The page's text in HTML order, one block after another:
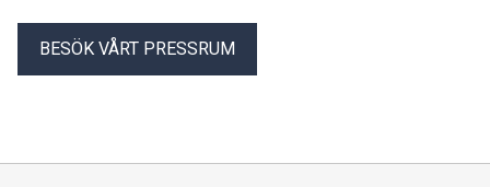
BESÖK VÅRT PRESSRUM